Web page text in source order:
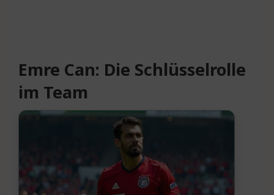
Emre Can: Die Schlüsselrolle
im Team